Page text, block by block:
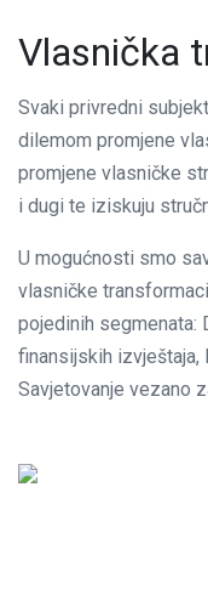
Vlasnička
Svaki privredni
dilemom promjene
promjene vlasničke
i dugi te iziskuju
U mogućnosti smo
vlasničke
pojedinih segmenata:
finansijskih izvještaja,
Savjetovanje vezano